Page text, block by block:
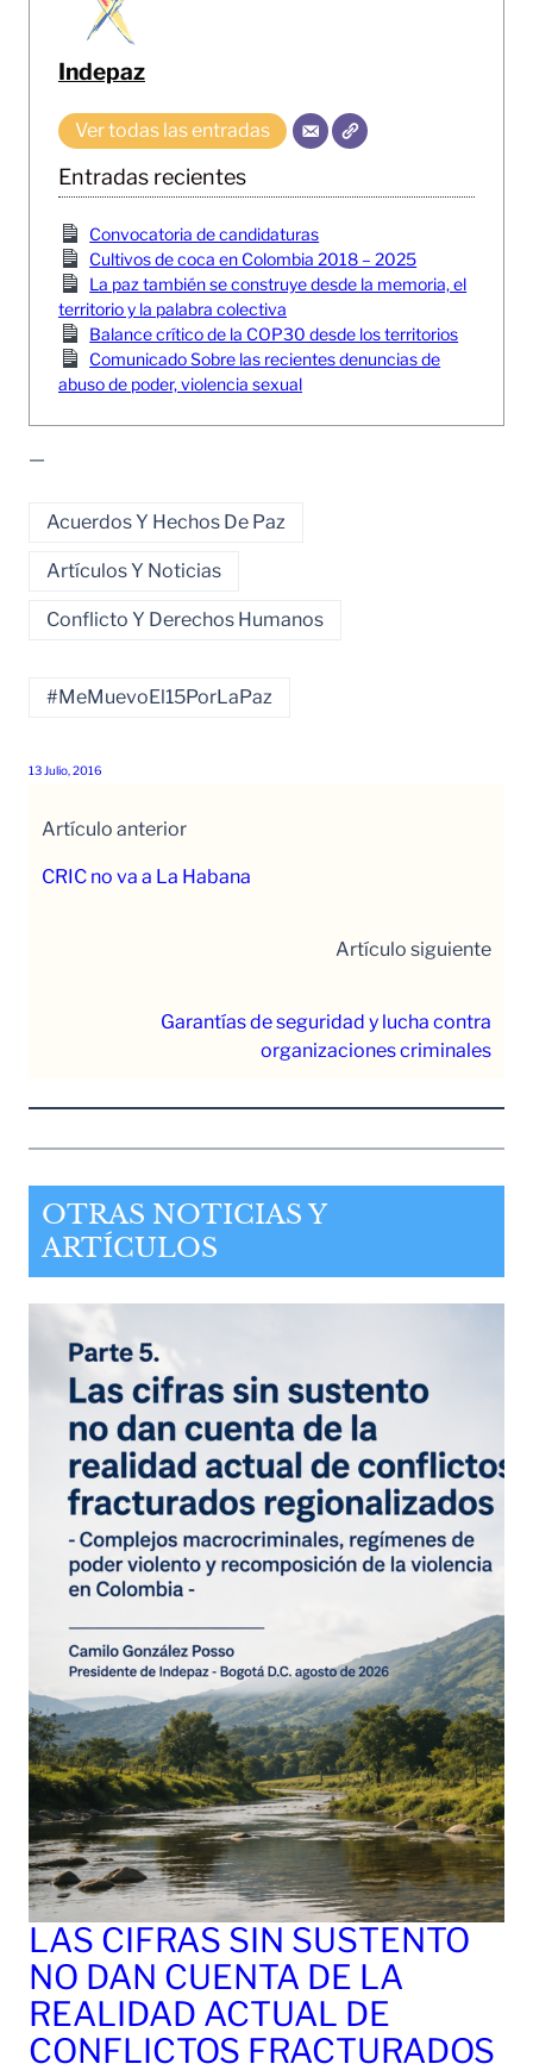
Indepaz
Ver todas las entradas
Entradas recientes
Convocatoria de candidaturas
Cultivos de coca en Colombia 2018 – 2025
La paz también se construye desde la memoria, el
territorio y la palabra colectiva
Balance crítico de la COP30 desde los territorios
Comunicado Sobre las recientes denuncias de
abuso de poder, violencia sexual
—
Acuerdos Y Hechos De Paz
Artículos Y Noticias
Conflicto Y Derechos Humanos
#MeMuevoEl15PorLaPaz
13 Julio, 2016
Artículo anterior
CRIC no va a La Habana
Artículo siguiente
Garantías de seguridad y lucha contra
organizaciones criminales
OTRAS NOTICIAS Y
ARTÍCULOS
LAS CIFRAS SIN SUSTENTO
NO DAN CUENTA DE LA
REALIDAD ACTUAL DE
CONFLICTOS FRACTURADOS